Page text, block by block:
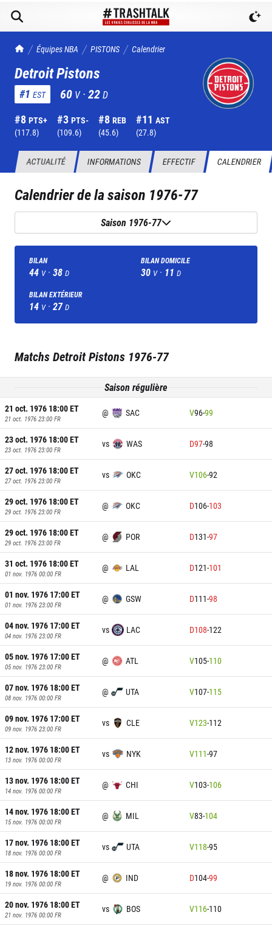
TrashTalk Actu NBA
Équipes NBA PISTONS Calendrier
Detroit Pistons
#1 EST 60 V ·22D
#8 PTS+
(117.8)
#3 PTS-
(109.6)
#8 REB
(45.6)
#11 AST
(27.8)
ACTUALITÉ INFORMATIONS EFFECTIF CALENDRIER
Calendrier de la saison 1976-77
Saison 1976-77
BILAN
44 V · 38 D
BILAN DOMICILE
30 V · 11 D
BILAN EXTÉRIEUR
14 V · 27 D
MatchsDetroit Pistons 1976-77
Saison régulière
21 oct. 1976 18:00ET
21 oct. 1976 23:00 FR
@ SAC V96-99
23 oct. 1976 18:00ET
23 oct. 1976 23:00 FR
vs WAS D97-98
27 oct. 1976 18:00ET
27 oct. 1976 23:00 FR
vs OKC V106-92
29 oct. 1976 18:00ET
29 oct. 1976 23:00 FR
@ OKC D106-103
29 oct. 1976 18:00ET
29 oct. 1976 23:00 FR
@ POR D131-97
31 oct. 1976 18:00ET
01 nov. 1976 00:00 FR
@ LAL D121-101
01 nov. 1976 17:00ET
01 nov. 1976 23:00 FR
@ GSW D111-98
04 nov. 1976 17:00ET
04 nov. 1976 23:00 FR
vs LAC D108-122
05 nov. 1976 17:00ET
05 nov. 1976 23:00 FR
@ ATL V105-110
07 nov. 1976 18:00ET
08 nov. 1976 00:00 FR
@ UTA V107-115
09 nov. 1976 17:00ET
09 nov. 1976 23:00 FR
vs CLE V123-112
12 nov. 1976 18:00ET
13 nov. 1976 00:00 FR
vs NYK V111-97
13 nov. 1976 18:00ET
14 nov. 1976 00:00 FR
@ CHI V103-106
14 nov. 1976 18:00ET
15 nov. 1976 00:00 FR
@ MIL V83-104
17 nov. 1976 18:00ET
18 nov. 1976 00:00 FR
vs UTA V118-95
18 nov. 1976 18:00ET
19 nov. 1976 00:00 FR
@ IND D104-99
20 nov. 1976 18:00ET
21 nov. 1976 00:00 FR
vs BOS V116-110